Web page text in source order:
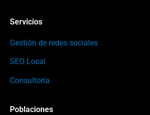
Servicios
Gestión de redes sociales
SEO Local
Consultoría
Poblaciones